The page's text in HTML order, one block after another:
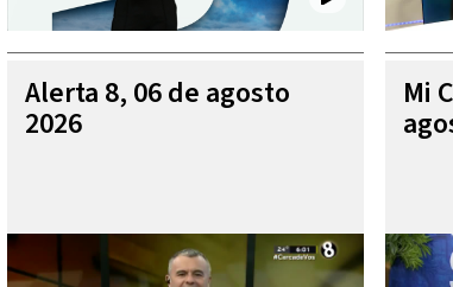
Alerta 8, 06 de agosto
2026
Mi